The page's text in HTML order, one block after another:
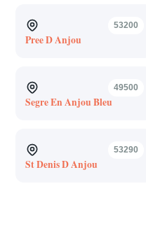
53200
Pree D Anjou
49500
Segre En Anjou Bleu
53290
St Denis D Anjou